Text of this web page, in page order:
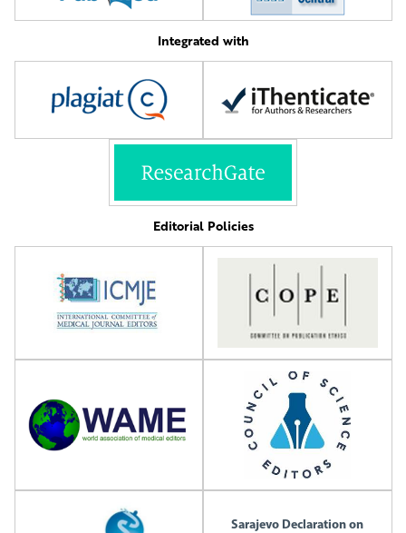
Integrated with
Editorial Policies
Sarajevo Declaration on